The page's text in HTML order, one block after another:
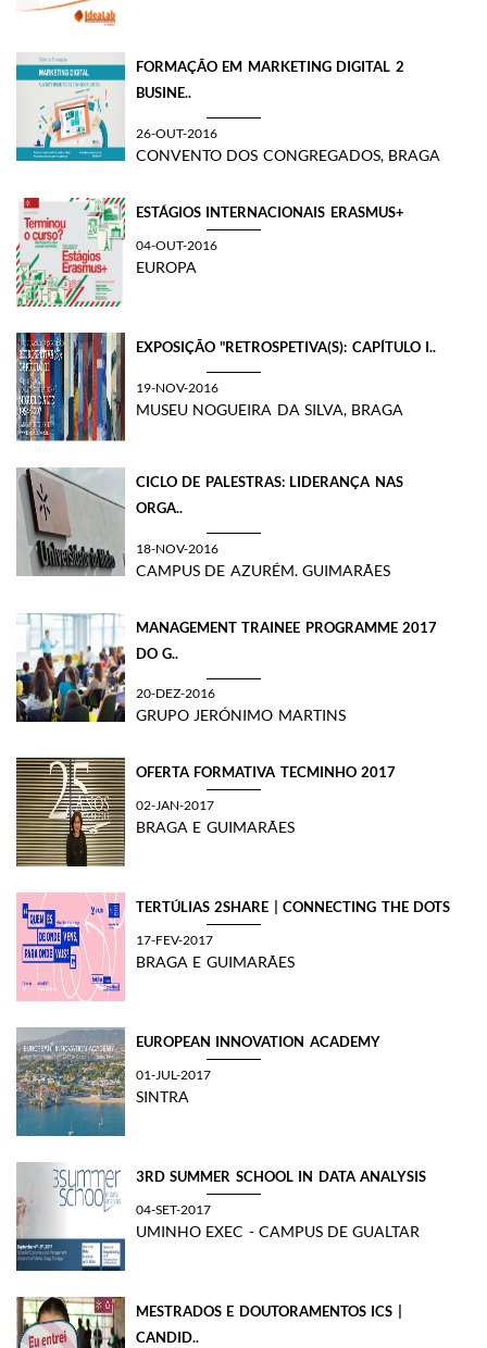
FORMAÇÃO EM MARKETING DIGITAL 2
BUSINE..
26-OUT-2016
CONVENTO DOS CONGREGADOS, BRAGA
ESTÁGIOS INTERNACIONAIS ERASMUS+
04-OUT-2016
EUROPA
EXPOSIÇÃO "RETROSPETIVA(S): CAPÍTULO I..
19-NOV-2016
MUSEU NOGUEIRA DA SILVA, BRAGA
CICLO DE PALESTRAS: LIDERANÇA NAS
ORGA..
18-NOV-2016
CAMPUS DE AZURÉM. GUIMARÃES
MANAGEMENT TRAINEE PROGRAMME 2017
DO G..
20-DEZ-2016
GRUPO JERÓNIMO MARTINS
OFERTA FORMATIVA TECMINHO 2017
02-JAN-2017
BRAGA E GUIMARÃES
TERTÚLIAS 2SHARE | CONNECTING THE DOTS
17-FEV-2017
BRAGA E GUIMARÃES
EUROPEAN INNOVATION ACADEMY
01-JUL-2017
SINTRA
​3RD SUMMER SCHOOL IN DATA ANALYSIS
04-SET-2017
UMINHO EXEC - CAMPUS DE GUALTAR
MESTRADOS E DOUTORAMENTOS ICS |
CANDID..